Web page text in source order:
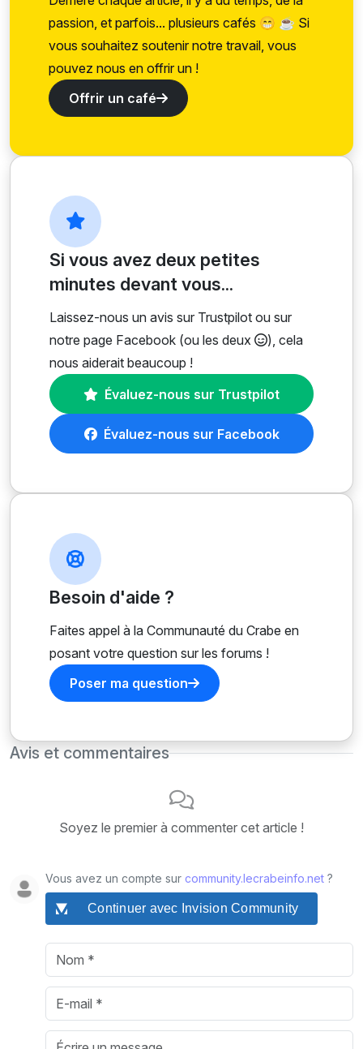
passion, et parfois... plusieurs cafés 😁 ☕ Si
vous souhaitez soutenir notre travail, vous
pouvez nous en offrir un !
Offrir un café
Si vous avez deux petites
minutes devant vous...
Laissez-nous un avis sur Trustpilot ou sur
notre page Facebook (ou les deux
), cela
nous aiderait beaucoup !
Évaluez-nous sur Trustpilot
Évaluez-nous sur Facebook
Besoin d'aide ?
Faites appel à la Communauté du Crabe en
posant votre question sur les forums !
Poser ma question
Avis et commentaires
Soyez le premier à commenter cet article !
Vous avez un compte sur community.lecrabeinfo.net ?
Continuer avec Invision Community